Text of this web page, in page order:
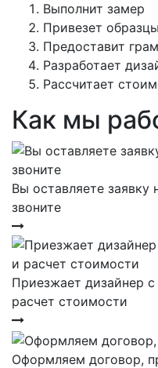
Выполнит замер
Привезет
Предоставит
Разработает
Рассчитает
Как мы
Вы оставляете
звоните
Приезжает дизайнер
расчет стоимости
Оформляем договор,